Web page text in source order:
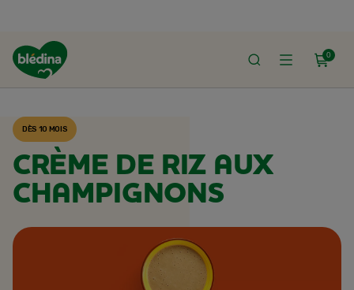
0
ACCUEIL
DÈS 10 MOIS
CRÈME DE RIZ AUX
CHAMPIGNONS